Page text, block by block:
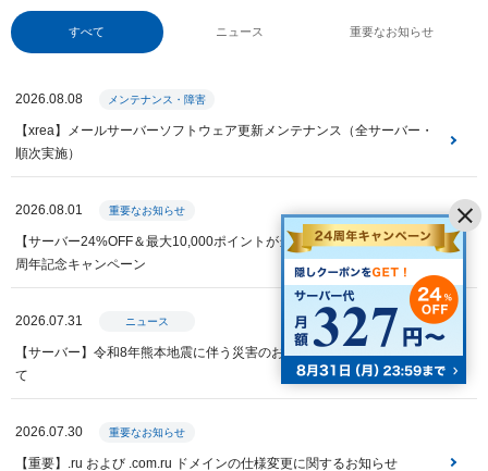
すべて ニュース 重要なお知らせ
2026.08.08 メンテナンス・障害
【xrea】メールサーバーソフトウェア更新メンテナンス（全サーバー・
順次実施）
2026.08.01 重要なお知らせ
【サーバー24%OFF＆最大10,000ポイントが当たる】Value Domain 24
周年記念キャンペーン
2026.07.31 ニュース
【サーバー】令和8年熊本地震に伴う災害のお見舞いと特別措置につい
て
2026.07.30 重要なお知らせ
【重要】.ru および .com.ru ドメインの仕様変更に関するお知らせ